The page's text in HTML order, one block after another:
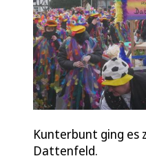
Kunterbunt ging es
Dattenfeld.